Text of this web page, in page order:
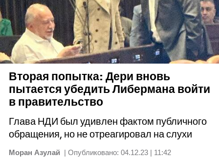
Вторая попытка: Дери вновь
пытается убедить Либермана войти
в правительство
Глава НДИ был удивлен фактом публичного
обращения, но не отреагировал на слухи
Моран Азулай | Опубликовано: 04.12.23 | 11:42